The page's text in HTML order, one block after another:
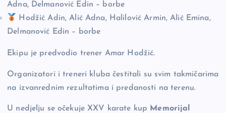
Adna, Delmanović Edin – borbe
Hodžić Adin, Alić Adna, Halilović Armin, Alić Emina,
Delmanović Edin – borbe
Ekipu je predvodio trener Amar Hodžić.
Organizatori i treneri kluba čestitali su svim takmičarima
na izvanrednim rezultatima i predanosti na terenu.
U nedjelju se očekuje XXV karate kup Memorijal